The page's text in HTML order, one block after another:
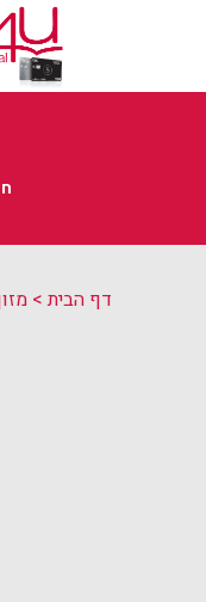
דף הבית>